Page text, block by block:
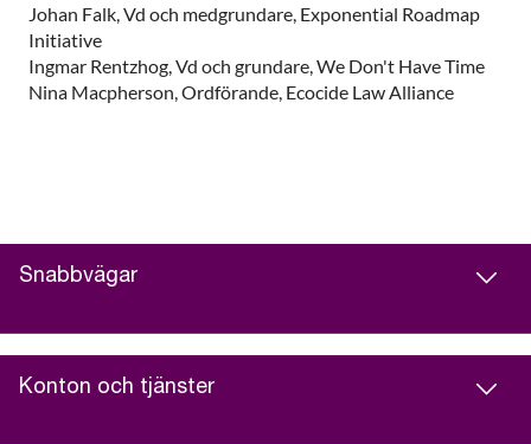
Johan Falk, Vd och medgrundare, Exponential Roadmap
Initiative
Ingmar Rentzhog, Vd och grundare, We Don't Have Time
Nina Macpherson, Ordförande, Ecocide Law Alliance
Snabbvägar
Konton och tjänster